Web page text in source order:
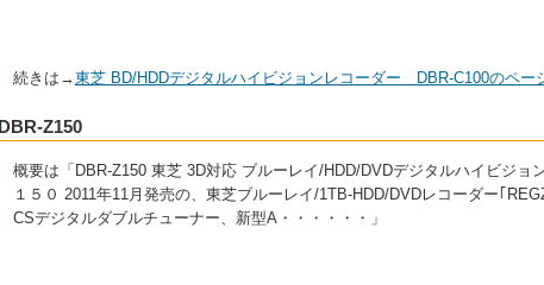
続きは→東芝 BD/HDDデジタルハイビジョンレコーダー DBR-C100のペー
DBR-Z150
概要は「DBR-Z150 東芝 3D対応 ブルーレイ/HDD/DVDデジタルハイビジョ
１５０ 2011年11月発売の、東芝ブルーレイ/1TB-HDD/DVDレコーダー｢
CSデジタルダブルチューナー、新型A・・・・・・」